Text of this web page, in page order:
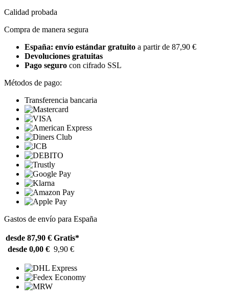
Calidad probada
Compra de manera segura
España: envío estándar gratuito a partir de 87,90 €
Devoluciones gratuitas
Pago seguro con cifrado SSL
Métodos de pago:
Transferencia bancaria
Gastos de envío para España
desde 87,90 € Gratis*
desde 0,00 € 9,90 €